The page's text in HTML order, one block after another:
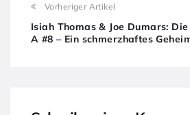
Vorheriger Artikel
Isiah Thomas & Joe Dumars:
A #8 – Ein schmerzhaftes